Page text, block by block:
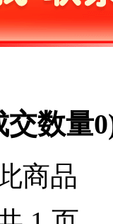
交数量0
商品